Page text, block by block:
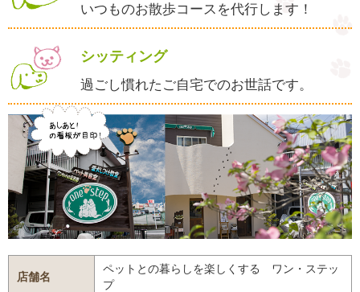
いつものお散歩コースを代行します！
シッティング
過ごし慣れたご自宅でのお世話です。
店舗名
ペットとの暮らしを楽しくする ワン・ステッ
プ